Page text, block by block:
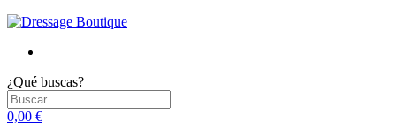
¿Qué buscas?
0,00 €